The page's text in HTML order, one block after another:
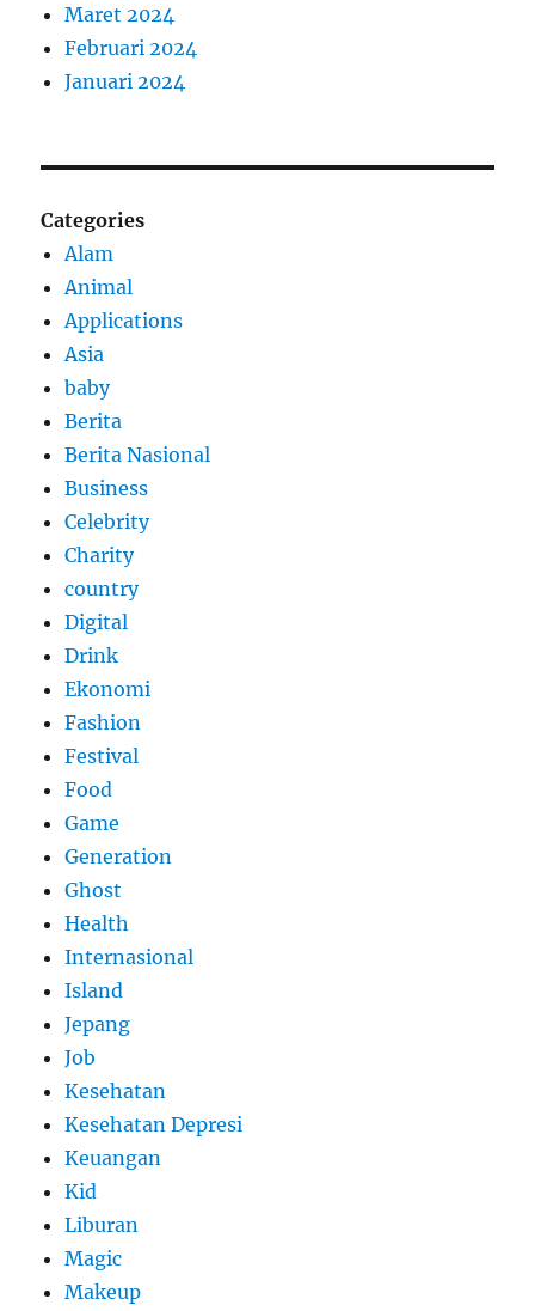
Maret 2024
Februari 2024
Januari 2024
Categories
Alam
Animal
Applications
Asia
baby
Berita
Berita Nasional
Business
Celebrity
Charity
country
Digital
Drink
Ekonomi
Fashion
Festival
Food
Game
Generation
Ghost
Health
Internasional
Island
Jepang
Job
Kesehatan
Kesehatan Depresi
Keuangan
Kid
Liburan
Magic
Makeup